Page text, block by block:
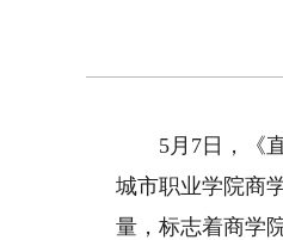
5月7日，《直
城市职业学院商
量，标志着商学